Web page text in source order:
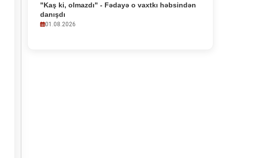
"Kaş ki, olmazdı" - Fədayə o vaxtkı həbsindən
danışdı
01.08.2026